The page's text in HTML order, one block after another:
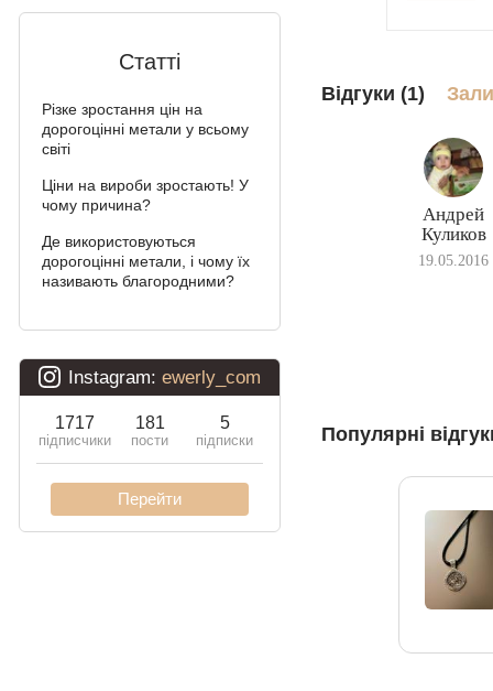
камінням
Арабський Бісмарк
Давид
(чайка)
Десятка (подвійне
Кардинал (Пітон,
Італійка)
Статті
Різке зростання цін на
дорогоцінні метали у всьому
світі
Ціни на вироби зростають! У
чому причина?
Де використовуються
дорогоцінні метали, і чому їх
називають благородними?
Відгуки (1)
Андрей
Куликов
19.05.2016
Популярні